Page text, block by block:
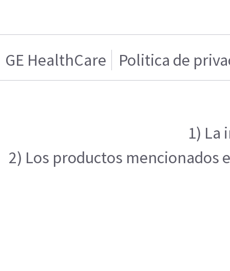
GE HealthCare Politica de
1) La
2) Los productos mencionados